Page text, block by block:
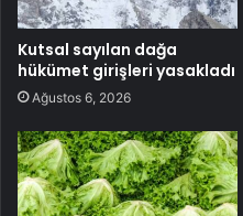
Kutsal sayılan dağa
hükümet girişleri yasakladı
Ağustos 6, 2026